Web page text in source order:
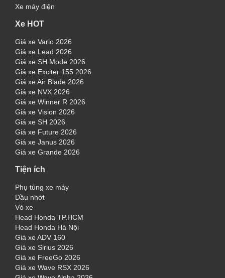
Xe máy điện
Xe HOT
Giá xe Vario 2026
Giá xe Lead 2026
Giá xe SH Mode 2026
Giá xe Exciter 155 2026
Giá xe Air Blade 2026
Giá xe NVX 2026
Giá xe Winner R 2026
Giá xe Vision 2026
Giá xe SH 2026
Giá xe Future 2026
Giá xe Janus 2026
Giá xe Grande 2026
Tiện ích
Phụ tùng xe máy
Dầu nhớt
Vỏ xe
Head Honda TP.HCM
Head Honda Hà Nội
Giá xe ADV 160
Giá xe Sirius 2026
Giá xe FreeGo 2026
Giá xe Wave RSX 2026